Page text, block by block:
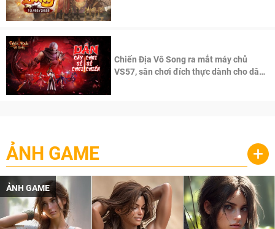
Chiến Địa Vô Song ra mắt máy chủ
VS57, sân chơi đích thực dành cho dân
ẢNH GAME +
ẢNH GAME